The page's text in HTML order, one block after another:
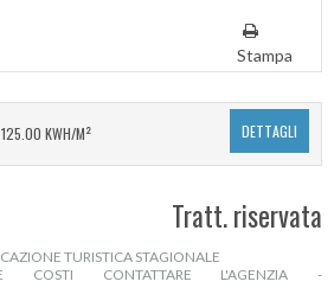
Stampa
KWH/M² DETTAGLI
Tratt. riservata
TURISTICA STAGIONALE
COSTI CONTATTARE L'AGENZIA -